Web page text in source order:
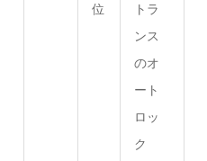
位
トラ
ンス
のオ
ート
ロッ
ク